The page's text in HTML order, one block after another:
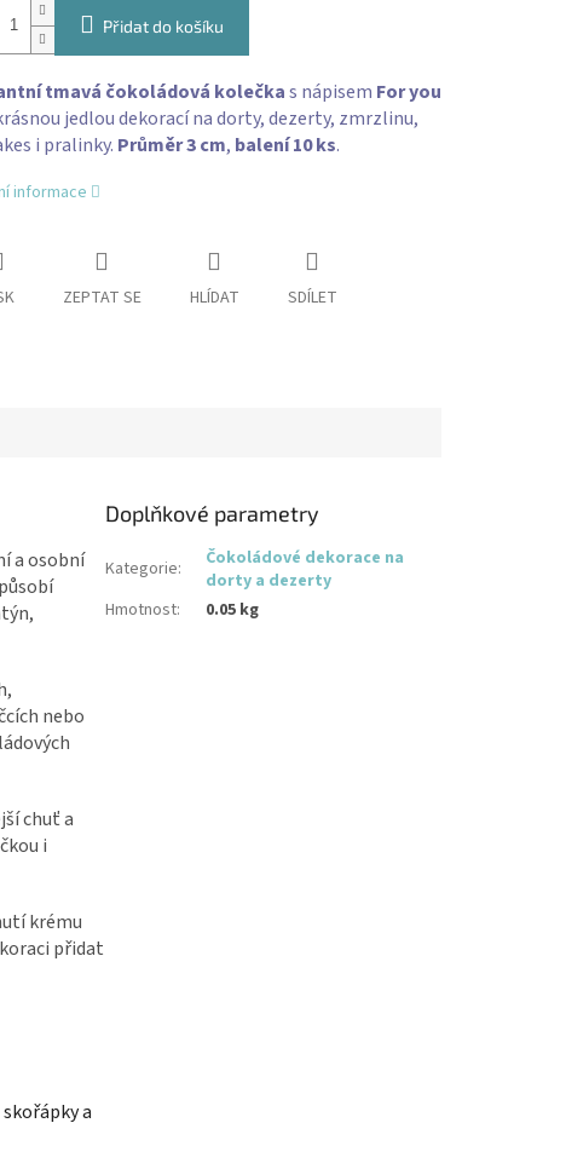
Přidat do košíku
tmavá čokoládová kolečkas nápisem For you
jedlou dekorací na dorty, dezerty, zmrzlinu,
i pralinky. Průměr 3 cm, balení 10 ks.
informace
ZEPTAT SE HLÍDAT SDÍLET
a osobní
působí
nebo
chuť a
i
krému
přidat
a
Doplňkové parametry
Kategorie:
Čokoládové dekorace na
dorty a dezerty
Hmotnost: 0.05 kg